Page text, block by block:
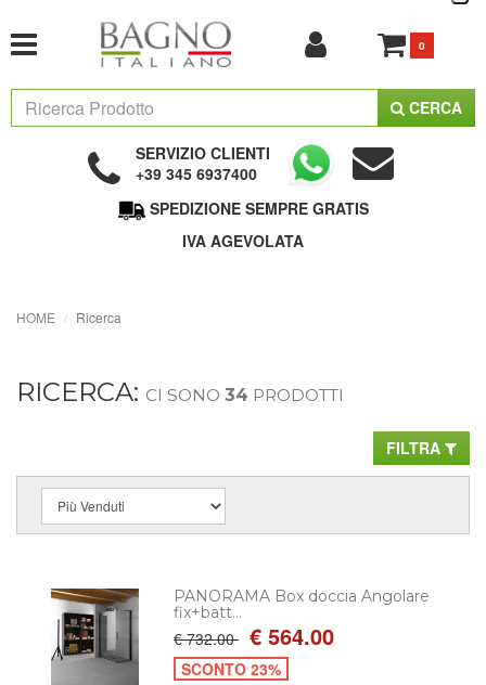
0
CERCA
SERVIZIO CLIENTI
+39 345 6937400
SPEDIZIONE SEMPRE GRATIS
IVA AGEVOLATA
HOME Ricerca
RICERCA: CI SONO 34 PRODOTTI
FILTRA
PANORAMA Box doccia Angolare
fix+batt...
€ 732.00 € 564.00
SCONTO 23%